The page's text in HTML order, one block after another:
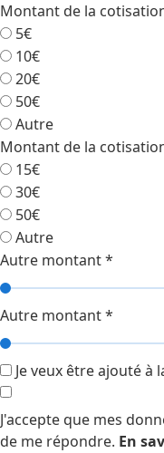
Montant de la
5€
10€
20€
50€
Autre
Montant de la
15€
30€
50€
Autre
Autre montant*
Autre montant*
Je veux être ajouté à
J'accepte que mes
de me répondre. En